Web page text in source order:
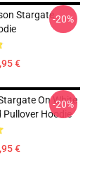
Stargate
€
-20%
On White
Pullover Hoodie
€
-20%